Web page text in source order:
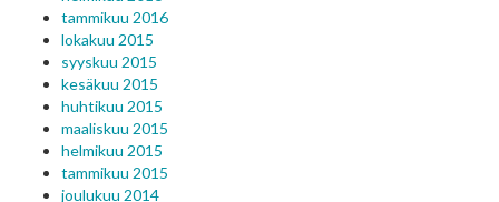
tammikuu 2016
lokakuu 2015
syyskuu 2015
kesäkuu 2015
huhtikuu 2015
maaliskuu 2015
helmikuu 2015
tammikuu 2015
joulukuu 2014